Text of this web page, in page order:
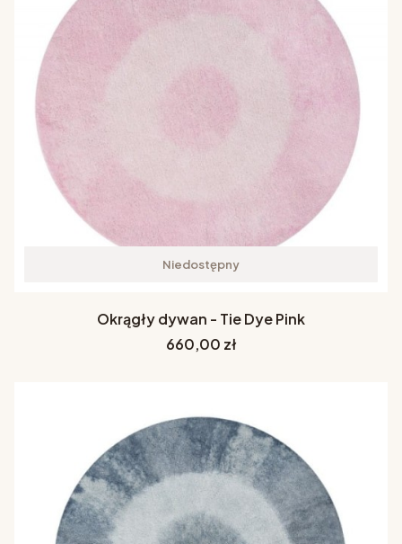
Niedostępny
Okrągły dywan - Tie Dye Pink
Cena
660,00 zł